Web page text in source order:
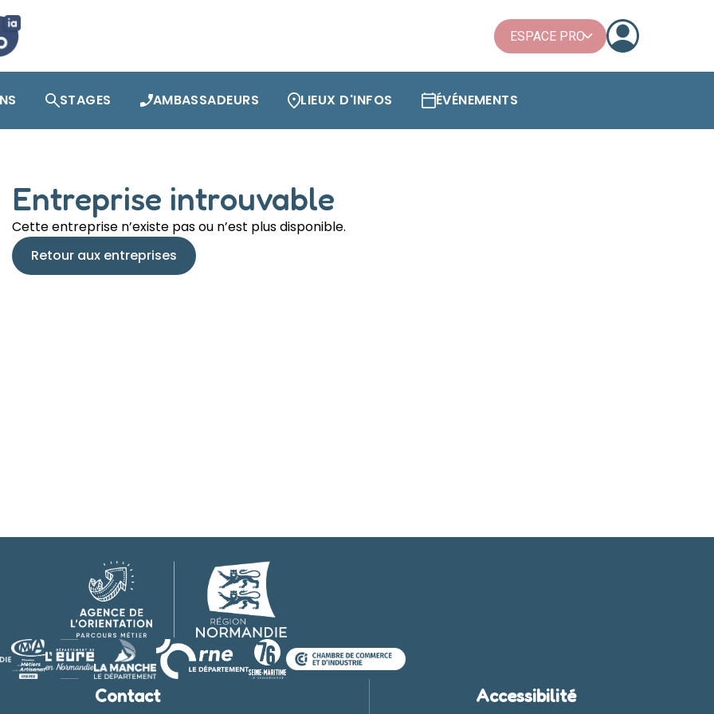
ESPACE PRO
STAGES AMBASSADEURS LIEUX D'INFOS ÉVÉNEMENTS
Entreprise introuvable
Cette entreprise n’existe pas ou n’est plus disponible.
Retour aux entreprises
Contact Accessibilité